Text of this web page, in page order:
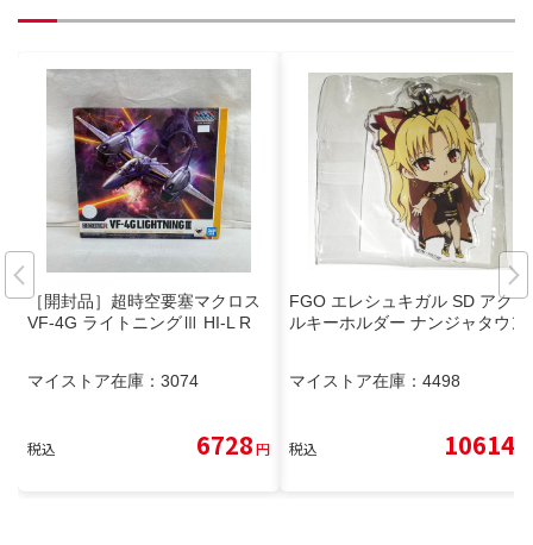
［開封品］超時空要塞マクロス
VF-4G ライトニングⅢ HI-L R
マイストア在庫： 3074
税込 6728円
FGO エレシュキガル SD アクリ
ルキーホルダー ナンジャタウン
マイストア在庫： 4498
税込 10614